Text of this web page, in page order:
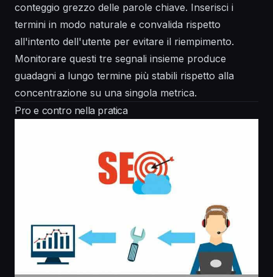
conteggio grezzo delle parole chiave. Inserisci i
termini in modo naturale e convalida rispetto
all'intento dell'utente per evitare il riempimento.
Monitorare questi tre segnali insieme produce
guadagni a lungo termine più stabili rispetto alla
concentrazione su una singola metrica.
Pro e contro nella pratica